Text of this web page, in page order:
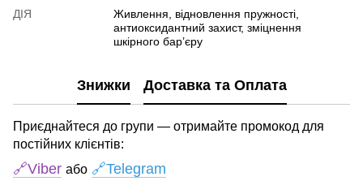
ДІЯ
Живлення, відновлення пружності,
антиоксидантний захист, зміцнення
шкірного бар’єру
Знижки Доставка та Оплата
Приєднайтеся до групи — отримайте промокод для
постійних клієнтів:
🔗Viber або 🔗Telegram